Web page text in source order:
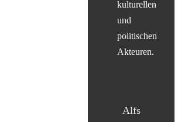
kulturellen
und
politischen
Akteuren.
Alfs